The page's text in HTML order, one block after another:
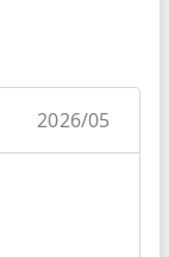
2026/05